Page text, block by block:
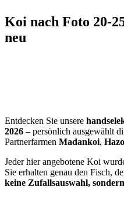
Koi nach Foto 20-
neu
Entdecken Sie unsere
2026 – persönlich ausgewählt
Partnerfarmen Madankoi,
Jeder hier angebotene Koi
Sie erhalten genau den Fisch,
keine Zufallsauswahl,